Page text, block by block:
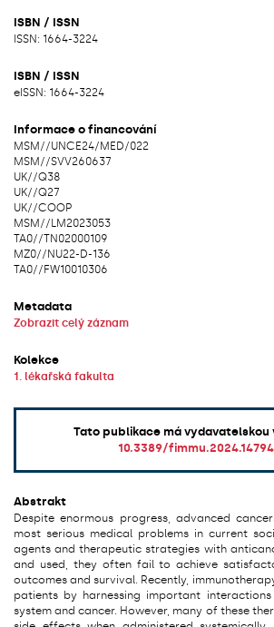
ISBN / ISSN
ISSN: 1664-3224
ISBN / ISSN
eISSN: 1664-3224
Informace o financování
MSM//UNCE24/MED/022
MSM//SVV260637
UK//Q38
UK//Q27
UK//COOP
MSM//LM2023053
TA0//TN02000109
MZ0//NU22-D-136
TA0//FW10010306
Metadata
Zobrazit celý záznam
Kolekce
1. lékařská fakulta
Tato publikace má vydavatelskou
10.3389/
Abstrakt
Despite enormous progress, advanced
most serious medical problems in current
agents and therapeutic strategies with
and used, they often fail to achieve
outcomes and survival. Recently,
patients by harnessing important
system and cancer. However, many of these